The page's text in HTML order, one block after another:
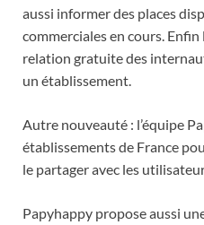
aussi informer des places
commerciales en cours.
relation gratuite des
un établissement.
Autre nouveauté : l’équipe
établissements de France
le partager avec les
Papyhappy propose aussi